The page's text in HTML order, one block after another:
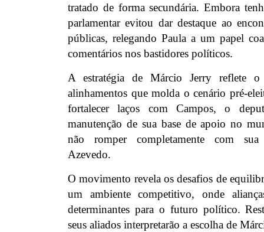
tratado de forma secundária. Embora
parlamentar evitou dar destaque ao
públicas, relegando Paula a um papel
comentários nos bastidores políticos.
A estratégia de Márcio Jerry reflete
alinhamentos que molda o cenário pré-
fortalecer laços com Campos, o
manutenção de sua base de apoio no
não romper completamente com sua
Azevedo.
O movimento revela os desafios de
um ambiente competitivo, onde
determinantes para o futuro político.
seus aliados interpretarão a escolha de